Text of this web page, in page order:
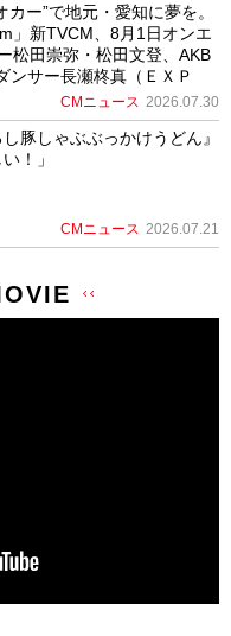
ー”で地元・愛知に夢を。
」新TVCM、8月1日オンエ
松田崇弥・松田文登、AKB
ンサー長瀬柊真（ＥＸＰ
CMニュース 2026.07.30
豚しゃぶぶっかけうどん』
！」
CMニュース 2026.07.21